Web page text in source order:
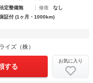
定整備無 修復
なし
証付 (1ヶ月・1000km)
イズ（株）
する
お気に入り